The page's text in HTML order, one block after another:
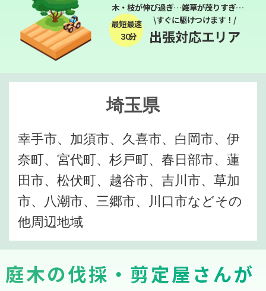
木・枝が伸び過ぎ…雑草が茂りすぎ…
最短最速
３０分
\すぐに駆けつけます！/
出張対応エリア
埼玉県
幸手市、加須市、久喜市、白岡市、伊
奈町、宮代町、杉戸町、春日部市、蓮
田市、松伏町、越谷市、吉川市、草加
市、八潮市、三郷市、川口市などその
他周辺地域
庭木の伐採・剪定屋さんが